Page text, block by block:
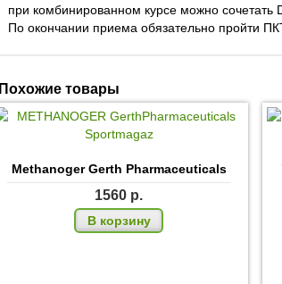
при комбинированном курсе можно
По окончании приема обязательно пройти
Похожие товары
Methanoger Gerth Pharmaceuticals
1560 р.
В корзину